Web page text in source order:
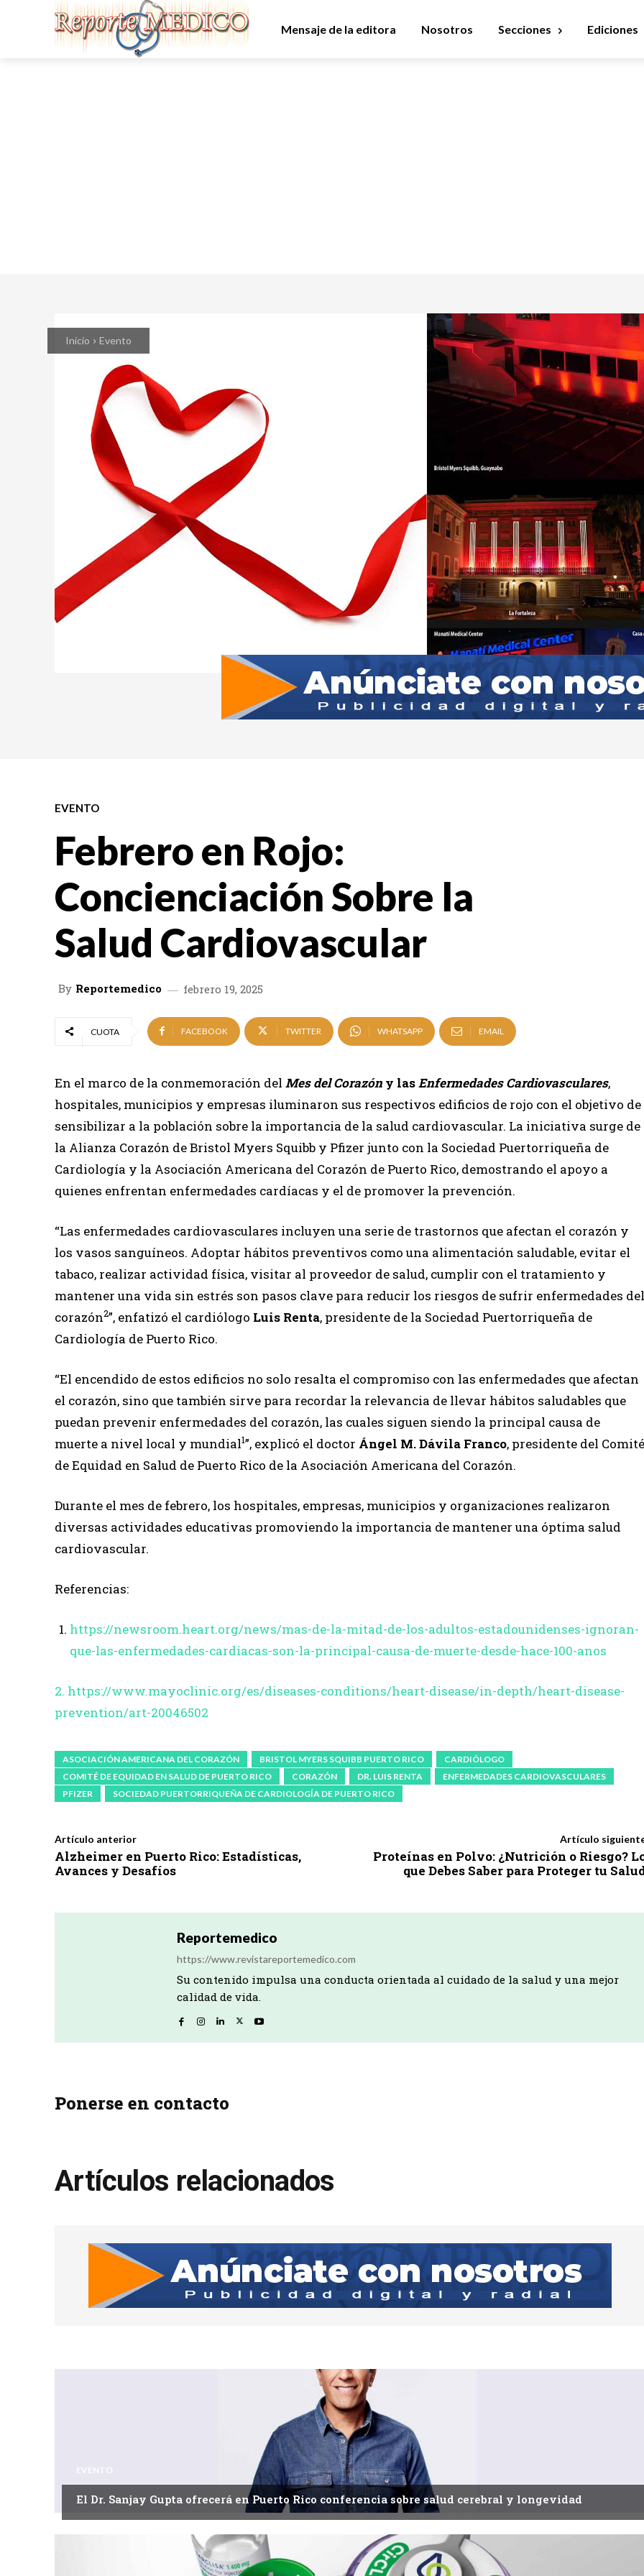
Mensaje de la editora Nosotros Secciones Ediciones
Inicio Evento
EVENTO
Febrero en Rojo:
Concienciación Sobre la
Salud Cardiovascular
By Reportemedico febrero 19, 2025
CUOTA FACEBOOK TWITTER WHATSAPP EMAIL
En el marco de la conmemoración del Mes del Corazón y lasEnfermedades Cardiovasculares,
hospitales, municipios y empresas iluminaron sus respectivos edificios de rojo con el objetivo de
sensibilizar a la población sobre la importancia de la salud cardiovascular. La iniciativa surge de
la Alianza Corazón de Bristol Myers Squibb y Pfizer junto con la Sociedad Puertorriqueña de
Cardiología y la Asociación Americana del Corazón de Puerto Rico, demostrando el apoyo a
quienes enfrentan enfermedades cardíacas y el de promover la prevención.
“Las enfermedades cardiovasculares incluyen una serie de trastornos que afectan el corazón y
los vasos sanguíneos. Adoptar hábitos preventivos como una alimentación saludable, evitar el
tabaco, realizar actividad física, visitar al proveedor de salud, cumplir con el tratamiento y
mantener una vida sin estrés son pasos clave para reducir los riesgos de sufrir enfermedades del
corazón2”, enfatizó el cardiólogo Luis Renta, presidente de la Sociedad Puertorriqueña de
Cardiología de Puerto Rico.
“El encendido de estos edificios no solo resalta el compromiso con las enfermedades que afectan
el corazón, sino que también sirve para recordar la relevancia de llevar hábitos saludables que
puedan prevenir enfermedades del corazón, las cuales siguen siendo la principal causa de
muerte a nivel local y mundial1”, explicó el doctor Ángel M. Dávila Franco, presidente del Comité
de Equidad en Salud de Puerto Rico de la Asociación Americana del Corazón.
Durante el mes de febrero, los hospitales, empresas, municipios y organizaciones realizaron
diversas actividades educativas promoviendo la importancia de mantener una óptima salud
cardiovascular.
Referencias:
https://newsroom.heart.org/news/mas-de-la-mitad-de-los-adultos-estadounidenses-ignoran-
que-las-enfermedades-cardiacas-son-la-principal-causa-de-muerte-desde-hace-100-anos
2. https://www.mayoclinic.org/es/diseases-conditions/heart-disease/in-depth/heart-disease-
prevention/art-20046502
ASOCIACIÓN AMERICANA DEL CORAZÓN BRISTOL MYERS SQUIBB PUERTO RICO
CARDIÓLOGO
COMITÉ DE EQUIDAD EN SALUD DE PUERTO RICO
CORAZÓN DR. LUIS RENTA
ENFERMEDADES CARDIOVASCULARES
PFIZER
SOCIEDAD PUERTORRIQUEÑA DE CARDIOLOGÍA DE PUERTO RICO
Artículo anterior
Alzheimer en Puerto Rico: Estadísticas,
Avances y Desafíos
Artículo
Proteínas en Polvo: ¿Nutrición o Riesgo?
que Debes Saber para Proteger tu
Reportemedico
https://www.revistareportemedico.com
Su contenido impulsa una conducta orientada al cuidado de la salud y una mejor
calidad de vida.
Ponerse en contacto
Artículos relacionados
EVENTO
El Dr. Sanjay Gupta ofrecerá en Puerto Rico conferencia sobre salud cerebral y longevidad